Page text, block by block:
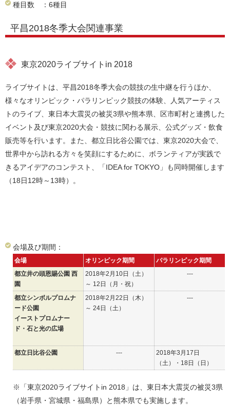
種目数 ：6種目
平昌2018冬季大会関連事業
東京2020ライブサイトin 2018
ライブサイトは、平昌2018冬季大会の競技の生中継を行うほか、
様々なオリンピック・パラリンピック競技の体験、人気アーティス
トのライブ、東日本大震災の被災3県や熊本県、区市町村と連携した
イベント及び東京2020大会・競技に関わる展示、公式グッズ・飲食
販売等を行います。また、都立日比谷公園では、東京2020大会で、
世界中から訪れる方々を笑顔にするために、ボランティアが実践で
きるアイデアのコンテスト、「IDEA for TOKYO 」も同時開催します
（18日12時～13時）。
会場及び期間：
会場 オリンピック期間
パラリンピック期間
都立井の頭恩賜公園 西
園
2018年2月10日（土）
～ 12日（月・祝）
---
都立シンボルプロムナ
ード公園
イーストプロムナー
ド・石と光の広場
2018年2月22日（木）
～ 24日（土）
---
都立日比谷公園 ---
2018年3月17日
（土）・18日（日）
※「東京2020ライブサイトin 2018」は、東日本大震災の被災3県
（岩手県・宮城県・福島県）と熊本県でも実施します。